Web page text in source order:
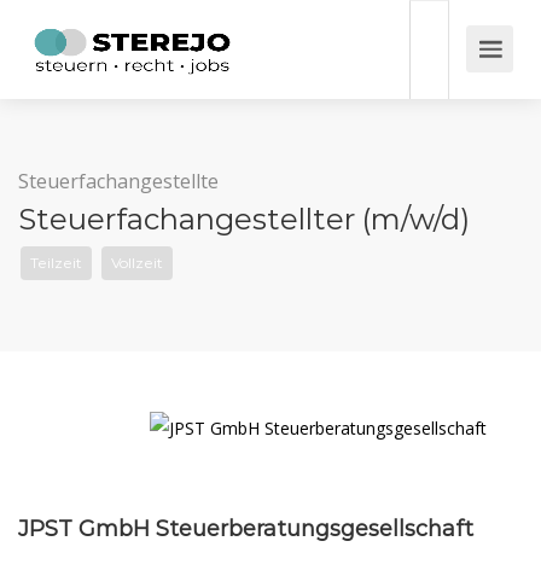
Steuerfachangestellte
Steuerfachangestellter (m/w/d)
Teilzeit Vollzeit
JPST GmbH Steuerberatungsgesellschaft